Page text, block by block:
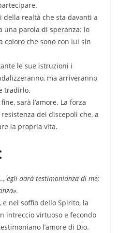
della realtà che sta davanti a
una parola di speranza: lo
coloro che sono con lui sin
le sue istruzioni i
ma arriveranno
tradirlo.
sarà l’amore. La forza
dei discepoli che, a
la propria vita.
egli darà testimonianza di me;
e nel soffio dello Spirito, la
intreccio virtuoso e fecondo
l’amore di Dio.